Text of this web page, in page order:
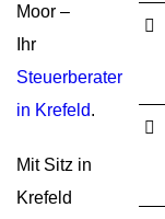
Moor –
Ihr
Steuerberater
in Krefeld.
Mit Sitz in
Krefeld